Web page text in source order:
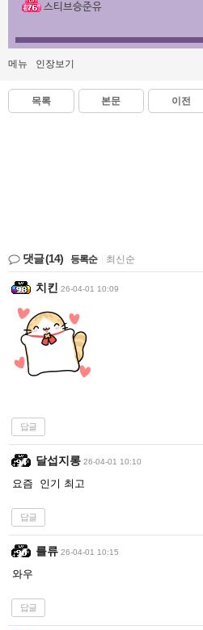
스티브승준유
메뉴 인장보기
목록 본문 이전
댓글(14) 등록순 최신순
치킨 26-04-01 10:09
답글
달섭지롱 26-04-01 10:10
요즘 인기 최고
답글
를류 26-04-01 10:15
와우
답글